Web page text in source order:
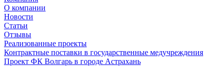
О компании
Новости
Статьи
Отзывы
Реализованные проекты
Контрактные поставки в государственные медучреждения
Проект ФК Волгарь в городе Астрахань